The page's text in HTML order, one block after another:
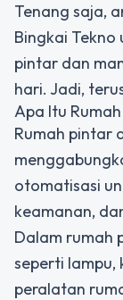
Tenang saja,
Bingkai
pintar dan
hari. Jadi,
Apa Itu
Rumah pintar
otomatisasi
keamanan,
Dalam rumah
seperti lampu,
peralatan